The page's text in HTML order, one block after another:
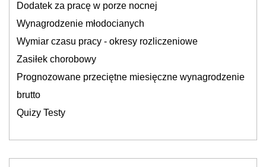
Dodatek za pracę w porze nocnej
Wynagrodzenie młodocianych
Wymiar czasu pracy - okresy rozliczeniowe
Zasiłek chorobowy
Prognozowane przeciętne miesięczne wynagrodzenie
brutto
Quizy Testy